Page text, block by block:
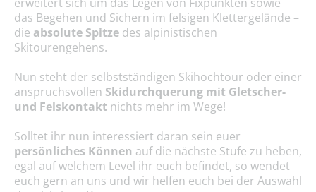
das Begehen und Sichern im felsigen Klettergelände –
die absolute Spitze des alpinistischen
Skitourengehens.
Nun steht der selbstständigen Skihochtour oder einer
anspruchsvollen Skidurchquerung mit Gletscher-
und Felskontakt nichts mehr im Wege!
Solltet ihr nun interessiert daran sein euer
persönliches Können auf die nächste Stufe zu heben,
egal auf welchem Level ihr euch befindet, so wendet
euch gern an uns und wir helfen euch bei der Auswahl